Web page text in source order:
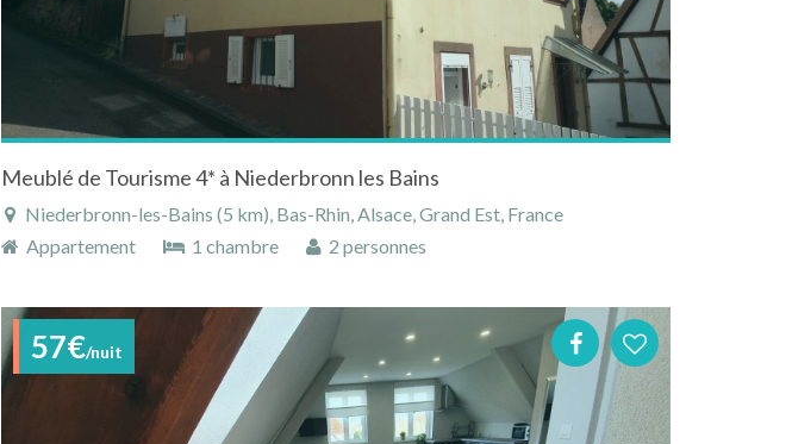
Meublé de Tourisme 4* à Niederbronn les Bains
Niederbronn-les-Bains (5 km), Bas-Rhin, Alsace, Grand Est, France
Appartement
1 chambre 2 personnes
57€/nuit